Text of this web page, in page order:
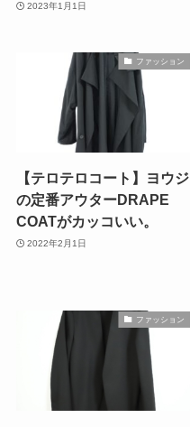
2023年1月1日
ファッション
【テロテロコート】ヨウジ
の定番アウターDRAPE
COATがカッコいい。
2022年2月1日
ファッション